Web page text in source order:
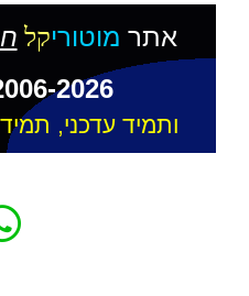
אתר מוטוריקל
2026
ותמיד עדכני,